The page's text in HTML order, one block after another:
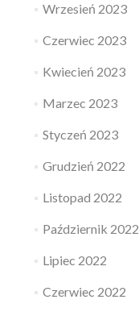
Wrzesień 2023
Czerwiec 2023
Kwiecień 2023
Marzec 2023
Styczeń 2023
Grudzień 2022
Listopad 2022
Październik 2022
Lipiec 2022
Czerwiec 2022